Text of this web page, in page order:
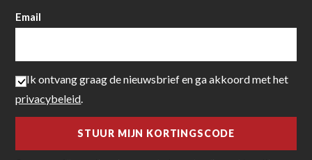
Email
Ik ontvang graag de nieuwsbrief en ga akkoord met het
privacybeleid.